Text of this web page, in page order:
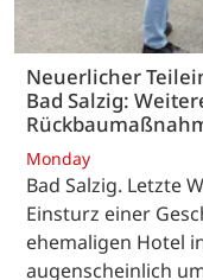
Neuerlicher
Bad Salzig:
Monday
Bad Salzig. Letzte
Einsturz einer
ehemaligen Hotel
augenscheinlich